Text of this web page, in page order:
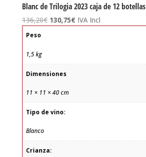
Blanc de Trilogia 2023 caja de 12 botellas
136,20€ El
136,20€.
130,75€El
130,75€.
IVA Incl
Peso
1,5 kg
Dimensiones
11 × 11 × 40 cm
Tipo de vino:
Blanco
Crianza: